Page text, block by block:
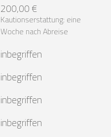
200,00 €
Kautionserstattung: eine
Woche nach Abreise
inbegriffen
inbegriffen
inbegriffen
inbegriffen